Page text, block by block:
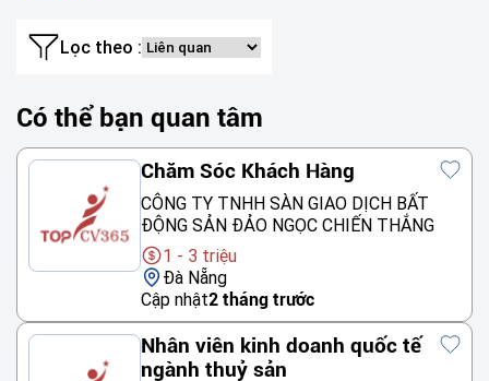
Lọc theo :
Chăm Sóc Khách Hàng
CÔNG TY TNHH SÀN GIAO DỊCH BẤT
ĐỘNG SẢN ĐẢO NGỌC CHIẾN THẮNG
1 - 3 triệu
Đà Nẵng
Cập nhật2 tháng trước
Nhân viên kinh doanh quốc tế
ngành thuỷ sản
Có thể bạn quan tâm